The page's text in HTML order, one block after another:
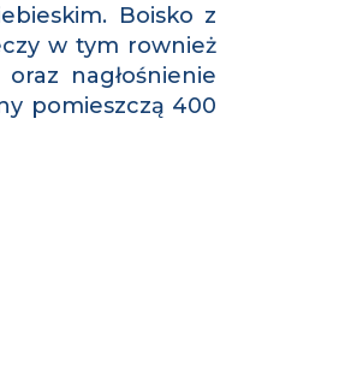
Boisko z
w tym rownież
nagłośnienie
pomieszczą 400